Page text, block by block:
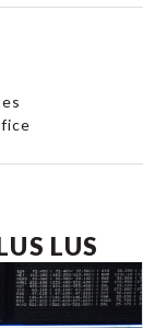
LUS